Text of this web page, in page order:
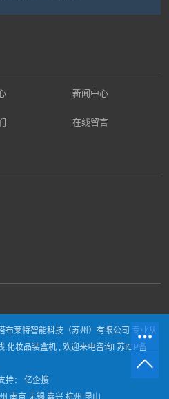
新闻中心
在线留言
莱特智能科技（苏州）有限公司 专业从
,化妆品装盒机 , 欢迎来电咨询! 苏ICP备
持：
亿企搜
南京 无锡 嘉兴 杭州 昆山